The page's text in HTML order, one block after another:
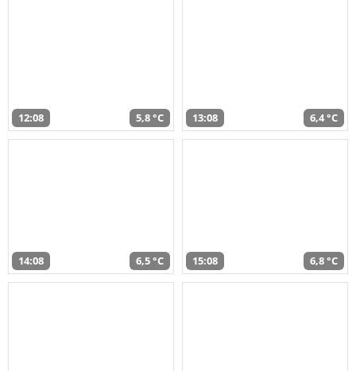
12:08 5,8 °C 13:08 6,4 °C
14:08 6,5 °C 15:08 6,8 °C